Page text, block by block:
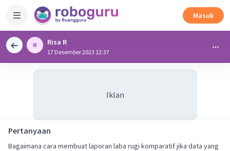
Masuk
Risa R
17 Desember 2023 12:37
Iklan
Pertanyaan
Bagaimana cara membuat laporan laba rugi komparatif jika data yang